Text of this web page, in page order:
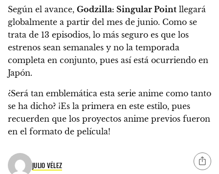
Según el avance, Godzilla: Singular Point llegará
globalmente a partir del mes de junio. Como se
trata de 13 episodios, lo más seguro es que los
estrenos sean semanales y no la temporada
completa en conjunto, pues así está ocurriendo en
Japón.
¿Será tan emblemática esta serie anime como tanto
se ha dicho? ¡Es la primera en este estilo, pues
recuerden que los proyectos anime previos fueron
en el formato de película!
JULIO VÉLEZ